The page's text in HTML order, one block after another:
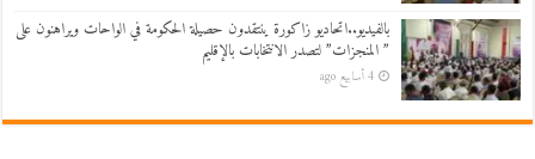
بالفيديو..اتحاديو زاكورة ينتقدون حصيلة الحكومة في الواحات ويراهنون على
” المنجزات” لتصدر الانتخابات بالإقليم
4 أسابيع ago